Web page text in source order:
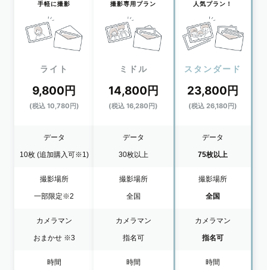
手軽に撮影
ライト
9,800円
(税込 10,780円)
データ
10枚 (追加購入可※1)
撮影場所
一部限定※2
カメラマン
おまかせ ※3
時間
撮影専用プラン
ミドル
14,800円
(税込 16,280円)
データ
30枚以上
撮影場所
全国
カメラマン
指名可
時間
人気プラン！
スタンダード
23,800円
(税込 26,180円)
データ
75枚以上
撮影場所
全国
カメラマン
指名可
時間